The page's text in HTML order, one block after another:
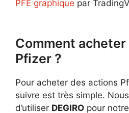
PFE graphique par
Comment
Pfizer ?
Pour acheter des actions
suivre est très simple.
d’utiliser DEGIRO pour